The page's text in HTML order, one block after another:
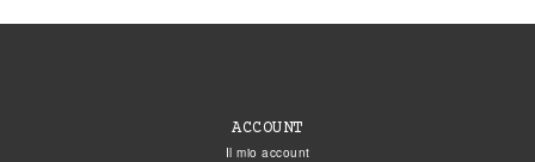
ACCOUNT
Il mio account